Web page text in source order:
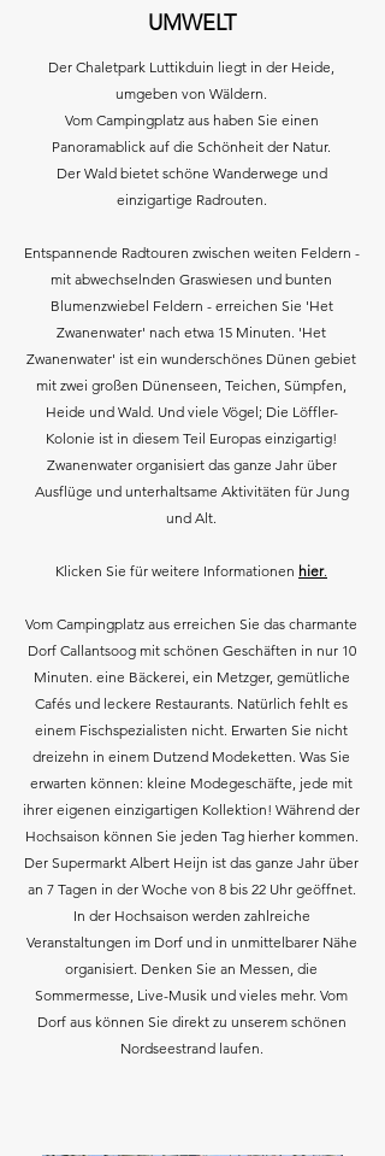
UMWELT
Der Chaletpark Luttikduin liegt in der Heide,
umgeben von Wäldern.
Vom Campingplatz aus haben Sie einen
Panoramablick auf die Schönheit der Natur.
Der Wald bietet schöne Wanderwege und
einzigartige Radrouten.
Entspannende Radtouren zwischen weiten Feldern -
mit abwechselnden Graswiesen und bunten
Blumenzwiebel Feldern - erreichen Sie 'Het
Zwanenwater' nach etwa 15 Minuten. 'Het
Zwanenwater' ist ein wunderschönes Dünen gebiet
mit zwei großen Dünenseen, Teichen, Sümpfen,
Heide und Wald. Und viele Vögel; Die Löffler-
Kolonie ist in diesem Teil Europas einzigartig!
Zwanenwater organisiert das ganze Jahr über
Ausflüge und unterhaltsame Aktivitäten für Jung
und Alt.
Klicken Sie für weitere Informationen hier.
Vom Campingplatz aus erreichen Sie das charmante
Dorf Callantsoog mit schönen Geschäften in nur 10
Minuten. eine Bäckerei, ein Metzger, gemütliche
Cafés und leckere Restaurants. Natürlich fehlt es
einem Fischspezialisten nicht. Erwarten Sie nicht
dreizehn in einem Dutzend Modeketten. Was Sie
erwarten können: kleine Modegeschäfte, jede mit
ihrer eigenen einzigartigen Kollektion! Während der
Hochsaison können Sie jeden Tag hierher kommen.
Der Supermarkt Albert Heijn ist das ganze Jahr über
an 7 Tagen in der Woche von 8 bis 22 Uhr geöffnet.
In der Hochsaison werden zahlreiche
Veranstaltungen im Dorf und in unmittelbarer Nähe
organisiert. Denken Sie an Messen, die
Sommermesse, Live-Musik und vieles mehr. Vom
Dorf aus können Sie direkt zu unserem schönen
Nordseestrand laufen.